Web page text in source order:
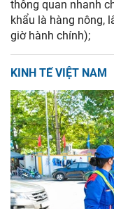
thông quan nhanh
khẩu là hàng nông,
giờ hành chính);
KINH TẾ VIỆT NAM